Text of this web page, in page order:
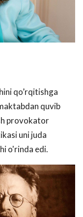
qo’rqitishga
quvib
provokator
uni juda
o'rinda edi.